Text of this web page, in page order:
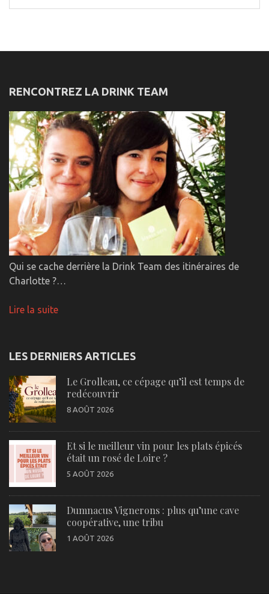
for:
RENCONTREZ LA DRINK TEAM
Qui se cache derrière la Drink Team des itinéraires de
Charlotte ?…
Lire la suite
LES DERNIERS ARTICLES
Le Grolleau, ce cépage qu’il est temps de
redécouvrir
8 AOÛT 2026
Et si le meilleur vin pour les plats épicés
était un rosé de Loire ?
5 AOÛT 2026
Dumnacus Vignerons : plus qu’une cave
coopérative, une tribu
1 AOÛT 2026